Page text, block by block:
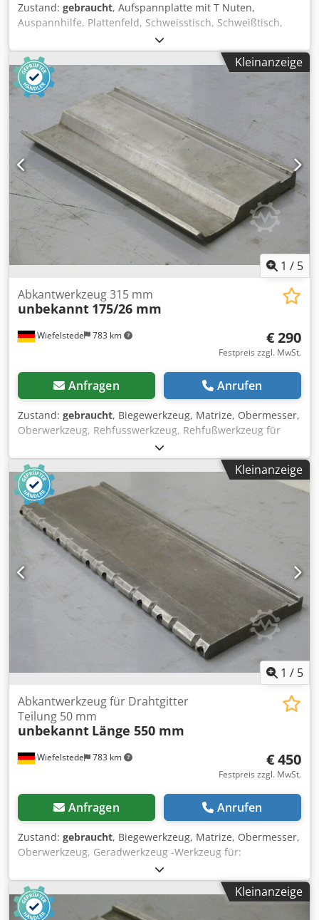
Zustand: gebraucht, Aufspannplatte mit T Nuten,
Auspannhilfe, Plattenfeld, Schweisstisch, Schweißtisch,
Biegewerkzeug, Matrize, Obermesser, Oberwerkzeug -
Aufspannplatte: mit T Nut -Breite: 195 mm -Länge: 1610
mm -Höhe: 35 mm -T-Nutenbreite: 12 mm -Nut zum
Profilbiegen: 8 mm -Gewicht: 94 kg -Abkantwerkzeug -
Breite: 183 mm -Länge: 1565 mm -Höhe: 35 mm -
Profilbreite zum Profilbiegen: 7 mm -Gewicht: 68 kg Dodsd
Sl R Rjpfx Al Deck
Kleinanzeige
1 / 5
Wiefelstede 783 km
Abkantwerkzeug 315 mm
unbekannt 175/26 mm
€ 290
Festpreis zzgl. MwSt.
Anfragen Anrufen
Zustand: gebraucht, Biegewerkzeug, Matrize, Obermesser,
Oberwerkzeug, Rehfusswerkzeug, Rehfußwerkzeug für
Abkantpresse -Werkzeug für: Abkantpresse -
Abmessungen: 175 x 26 mm -Gesamtlänge: 315 mm -
Gewicht: 8 kg Dcsdpfx Asc Saunsl Dok
Kleinanzeige
1 / 5
Wiefelstede 783 km
Abkantwerkzeug für Drahtgitter
Teilung 50 mm
unbekannt Länge 550 mm
€ 450
Festpreis zzgl. MwSt.
Anfragen Anrufen
Zustand: gebraucht, Biegewerkzeug, Matrize, Obermesser,
Oberwerkzeug, Geradwerkzeug -Werkzeug für:
Abkantpresse -Werkzeug für: Drahtgitter, Gitterdraht
Dcsdpfxoc Spnao Al Dsk -Teilung Draht: 50 mm -Dicke: 25
mm -Zeichnung bei den Bildern -Gesamtlänge: 550 mm -
Gesamthöhe: 194 mm -Gewicht: 20 kg
Kleinanzeige